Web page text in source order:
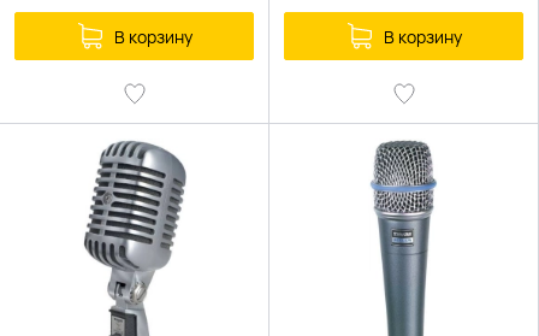
В корзину В корзину